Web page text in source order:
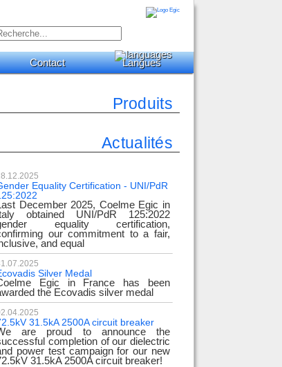
Contact Langues
Produits
Actualités
Equality Certification - UNI/PdR
December 2025, Coelme Egic in
obtained UNI/PdR 125:2022
equality certification,
our commitment to a fair,
and equal
Silver Medal
Egic in France has been
the Ecovadis silver medal
31.5kA 2500A circuit breaker
are proud to announce the
completion of our dielectric
power test campaign for our new
31.5kA 2500A circuit breaker!